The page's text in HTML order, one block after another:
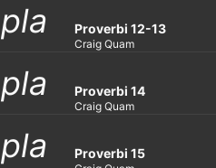
row
y_ar
row
pla
y_ar
row
Proverbi 12-13
Craig Quam
pla
y_ar
Proverbi 14
Craig Quam
pla
Proverbi 15